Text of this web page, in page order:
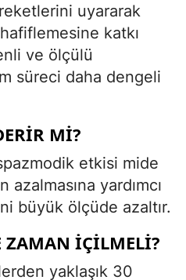
uyararak
hafiflemesine katkı
ve ölçülü
süreci daha dengeli
MI?
etkisi mide
azalmasına yardımcı
büyük ölçüde azaltır.
ZAMAN İÇILMELI?
yaklaşık 30